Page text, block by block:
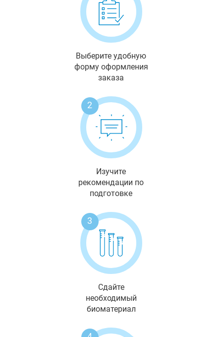
Выберите удобную
форму оформления
заказа
2
Изучите
рекомендации по
подготовке
3
Сдайте
необходимый
биоматериал